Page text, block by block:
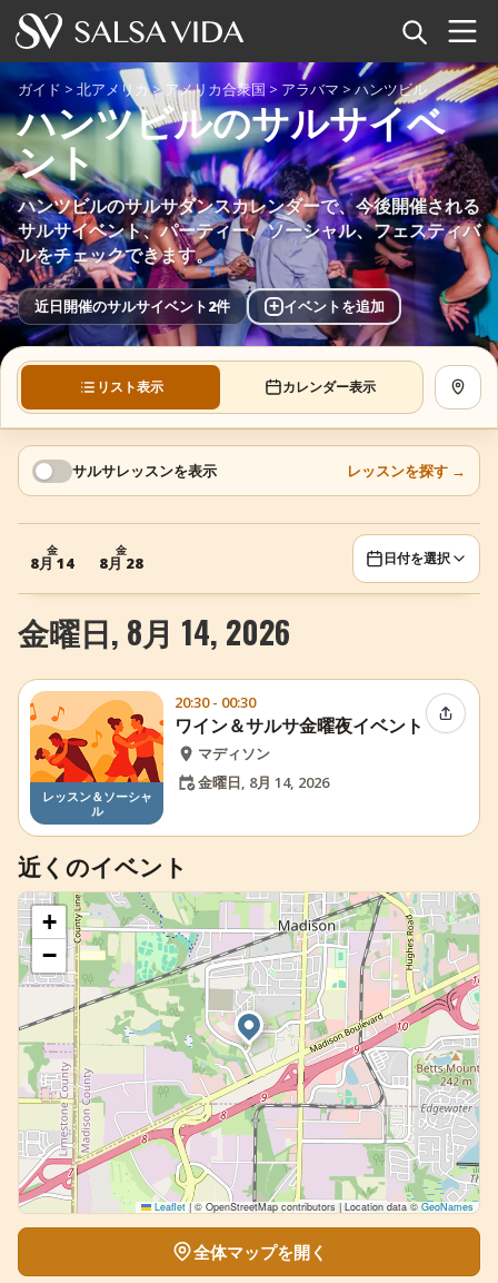
ホーム
イベント
ニュース
記事
動画
サルサ用語集
ショップ
TuneTempo
+ イベントを追加
ガイド > 北アメリカ> アメリカ合衆国> アラバマ >ハンツビル
ハンツビルのサルサイベ
ント
ハンツビルのサルサダンスカレンダーで、今後開催される
サルサイベント、パーティー、ソーシャル、フェスティバ
ルをチェックできます。
近日開催のサルサイベント2件 + イベントを追加
リスト表示 カレンダー表示 地図
サルサレッスンを表示 レッスンを探す →
金
8月 14
金
8月 28 日付を選択
金曜日, 8月 14, 2026
レッスン＆ソーシャ
ル
20:30 - 00:30
ワイン＆サルサ金曜夜イベント
マディソン
金曜日, 8月 14, 2026
イベン
近くのイベント
+
−
Leaflet |© OpenStreetMap contributors | Location data ©GeoNames
全体マップを開く